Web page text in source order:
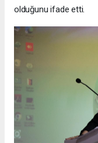
olduğunu ifade etti.